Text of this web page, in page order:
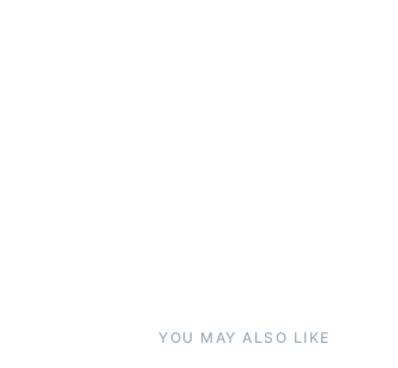
YOU MAY ALSO LIKE